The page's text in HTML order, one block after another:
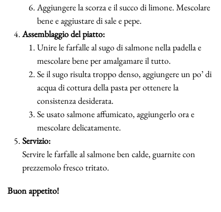
Aggiungere la scorza e il succo di limone. Mescolare
bene e aggiustare di sale e pepe.
Assemblaggio del piatto:
Unire le farfalle al sugo di salmone nella padella e
mescolare bene per amalgamare il tutto.
Se il sugo risulta troppo denso, aggiungere un po’ di
acqua di cottura della pasta per ottenere la
consistenza desiderata.
Se usato salmone affumicato, aggiungerlo ora e
mescolare delicatamente.
Servizio:
Servire le farfalle al salmone ben calde, guarnite con
prezzemolo fresco tritato.
Buon appetito!